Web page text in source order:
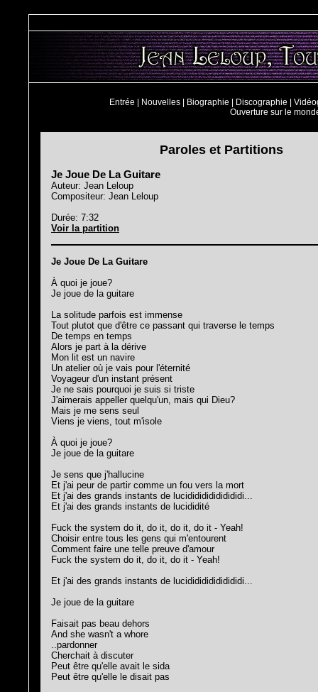
Entrée Nouvelles Biographie Discographie
Ouverture sur le
Paroles et Partitions
Je Joue De La Guitare
Auteur: Jean Leloup
Compositeur: Jean Leloup
Durée: 7:32
Voir la partition
Je Joue De La Guitare
À quoi je joue?
Je joue de la guitare
La solitude parfois est immense
Tout plutot que d'être ce passant qui traverse le temps
De temps en temps
Alors je part à la dérive
Mon lit est un navire
Un atelier où je vais pour l'éternité
Voyageur d'un instant présent
Je ne sais pourquoi je suis si triste
J'aimerais appeller quelqu'un, mais qui Dieu?
Mais je me sens seul
Viens je viens, tout m'isole
À quoi je joue?
Je joue de la guitare
Je sens que j'hallucine
Et j'ai peur de partir comme un fou vers la mort
Et j'ai des grands instants de lucididididididididi...
Et j'ai des grands instants de lucididité
Fuck the system do it, do it, do it, do it - Yeah!
Choisir entre tous les gens qui m'entourent
Comment faire une telle preuve d'amour
Fuck the system do it, do it, do it - Yeah!
Et j'ai des grands instants de lucididididididididi...
Je joue de la guitare
Faisait pas beau dehors
And she wasn't a whore
..pardonner
Cherchait à discuter
Peut être qu'elle avait le sida
Peut être qu'elle le disait pas